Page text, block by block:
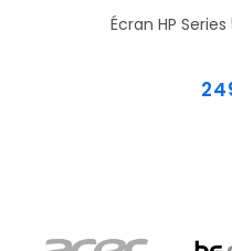
Écran HP